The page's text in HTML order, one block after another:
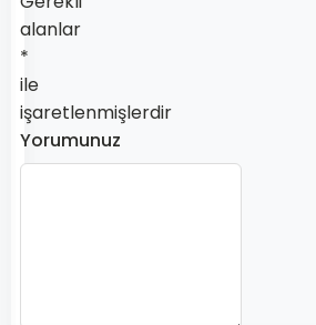
alanlar
*
ile
işaretlenmişlerdir
Yorumunuz